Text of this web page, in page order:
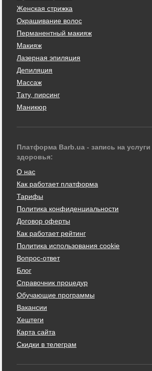
Женская стрижка
Окрашивание волос
Перманентный макияж
Макияж
Лазерная эпиляция
Депиляция
Массаж
Тату, пирсинг
Маникюр
Платформа Barb.ua - запись на
здоровья:
О нас
Как работает платформа
Тарифы
Политика конфиденциальности
Договор оферты
Как работает рейтинг
Политика использования cookie
Вопрос-ответ
Блог
Справочник процедур
Обучающие программы
Вакансии
Хештеги
Карта сайта
Скидки в телеграм